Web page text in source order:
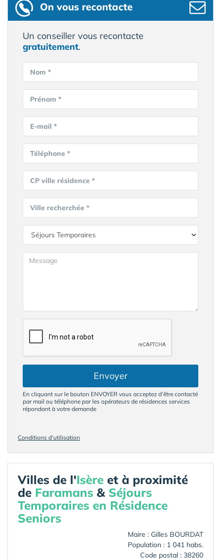
On vous recontacte
Un conseiller vous recontacte
gratuitement.
Nom *
Prénom *
E-mail *
Téléphone *
CP ville résidence *
Ville recherchée *
Envoyer
En cliquant sur le bouton ENVOYER vous acceptez d’être contacté
par mail ou téléphone par les opérateurs de résidences services
répondant à votre demande
Conditions d'utilisation
Villes de l'Isère et à proximité
de Faramans & Séjours
Temporaires en Résidence
Seniors
Maire : Gilles BOURDAT
Population : 1 041 habs.
Code postal : 38260